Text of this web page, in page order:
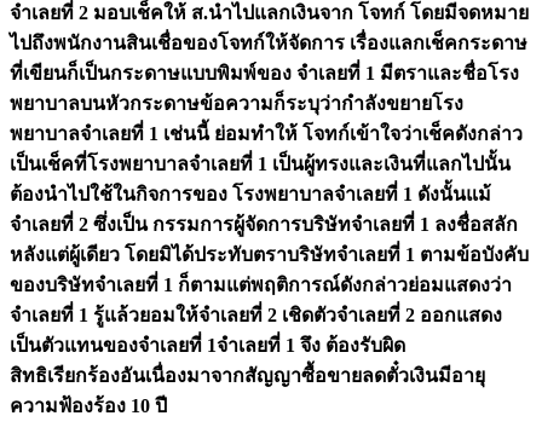
จำเลยที่ 2 มอบเช็คให้ ส.นำไปแลกเงินจาก โจทก์ โดยมีจดหมาย
ไปถึงพนักงานสินเชื่อของโจทก์ให้จัดการ เรื่องแลกเช็คกระดาษ
ที่เขียนก็เป็นกระดาษแบบพิมพ์ของ จำเลยที่ 1 มีตราและชื่อโรง
พยาบาลบนหัวกระดาษข้อความก็ระบุว่ากำลังขยายโรง
พยาบาลจำเลยที่ 1 เช่นนี้ ย่อมทำให้ โจทก์เข้าใจว่าเช็คดังกล่าว
เป็นเช็คที่โรงพยาบาลจำเลยที่ 1 เป็นผู้ทรงและเงินที่แลกไปนั้น
ต้องนำไปใช้ในกิจการของ โรงพยาบาลจำเลยที่ 1 ดังนั้นแม้
จำเลยที่ 2 ซึ่งเป็น กรรมการผู้จัดการบริษัทจำเลยที่ 1 ลงชื่อสลัก
หลังแต่ผู้เดียว โดยมิได้ประทับตราบริษัทจำเลยที่ 1 ตามข้อบังคับ
ของบริษัทจำเลยที่ 1 ก็ตามแต่พฤติการณ์ดังกล่าวย่อมแสดงว่า
จำเลยที่ 1 รู้แล้วยอมให้จำเลยที่ 2 เชิดตัวจำเลยที่ 2 ออกแสดง
เป็นตัวแทนของจำเลยที่ 1จำเลยที่ 1 จึง ต้องรับผิด
สิทธิเรียกร้องอันเนื่องมาจากสัญญาซื้อขายลดตั๋วเงินมีอายุ
ความฟ้องร้อง 10 ปี